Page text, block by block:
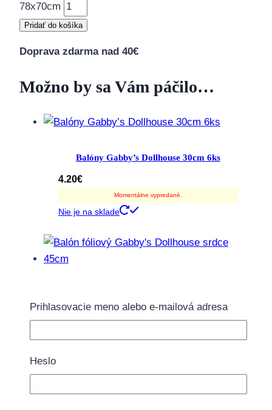
78x70cm
Pridať do košíka
Doprava zdarma nad 40€
Možno by sa Vám páčilo…
Balóny Gabby’s Dollhouse 30cm 6ks
4.20€
Momentálne vypredané.
Nie je na sklade
Prihlasovacie meno alebo e-mailová adresa
Heslo